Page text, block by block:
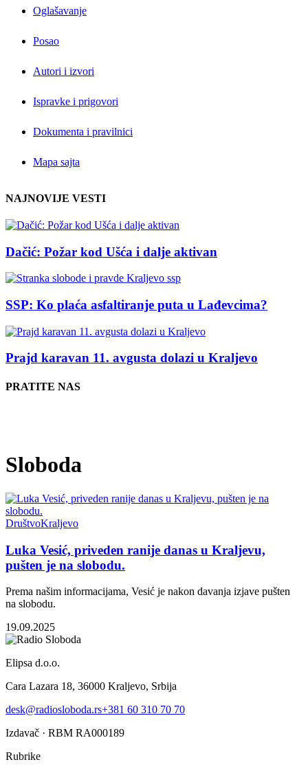
Oglašavanje
Posao
Autori i izvori
Ispravke i prigovori
Dokumenta i pravilnici
Mapa sajta
NAJNOVIJE VESTI
Dačić: Požar kod Ušća i dalje aktivan
SSP: Ko plaća asfaltiranje puta u Lađevcima?
Prajd karavan 11. avgusta dolazi u Kraljevo
PRATITE NAS
Sloboda
DruštvoKraljevo
Luka Vesić, priveden ranije danas u Kraljevu,
pušten je na slobodu.
Prema našim informacijama, Vesić je nakon davanja izjave pušten
na slobodu.
19.09.2025
Elipsa d.o.o.
Cara Lazara 18, 36000 Kraljevo, Srbija
desk@radiosloboda.rs+381 60 310 70 70
Izdavač · RBM RA000189
Rubrike